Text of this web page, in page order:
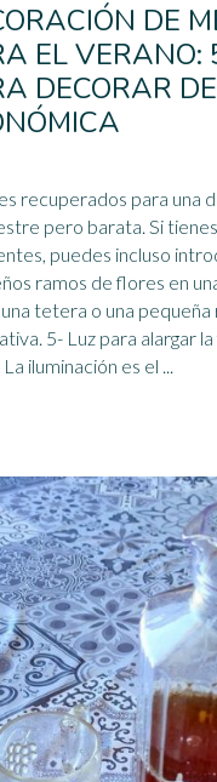
DE
EL VERANO:
DECORAR
recuperados para una
barata. Si tienes este tipo de
puedes incluso
ramos de flores en
tetera o una
la fiesta hasta la
iluminación es el ...